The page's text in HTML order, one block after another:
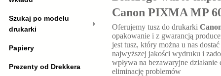
Canon PIXMA MP
Oferujemy tusz do drukarki
opakowanie i z gwarancją
jest tusz, który można u nas
najwyższej jakości wydruku i
wpływa na bezawaryjne
eliminację problemów
Szukaj po modelu
drukarki
Papiery
Prezenty od Drekkera